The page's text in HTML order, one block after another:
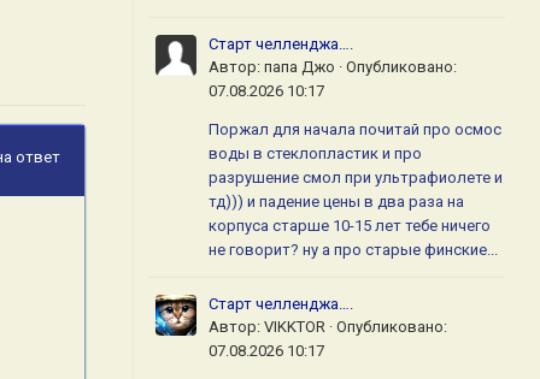
ответ
Старт челленджа….
Автор: папа Джо · Опубликовано:
07.08.2026 10:17
Поржал для начала почитай про осмос
воды в стеклопластик и про
разрушение смол при ультрафиолете и
тд))) и падение цены в два раза на
корпуса старше 10-15 лет тебе ничего
не говорит? ну а про старые финские...
Старт челленджа….
Автор: VIKKTOR · Опубликовано:
07.08.2026 10:17